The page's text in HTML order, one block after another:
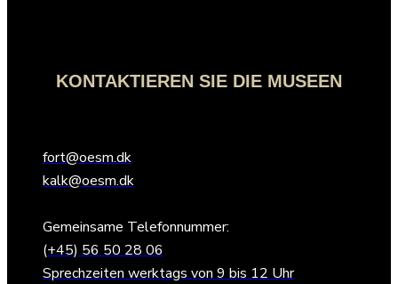
KONTAKTIEREN SIE DIE MUSEEN
fort@oesm.dk
kalk@oesm.dk
Gemeinsame Telefonnummer:
(+45) 56 50 28 06
Sprechzeiten werktags von 9 bis 12 Uhr